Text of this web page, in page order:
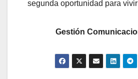
segunda oportunidad para
Gestión